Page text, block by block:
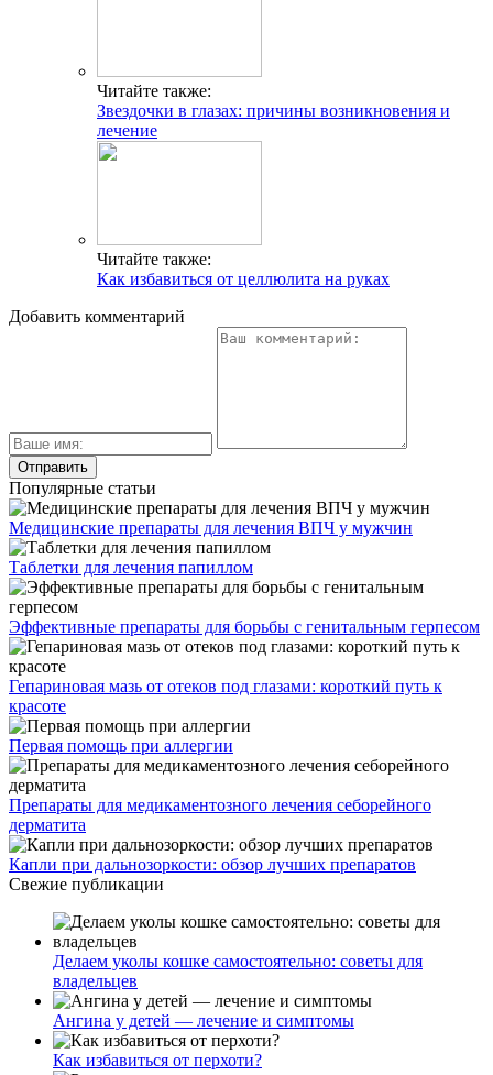
Читайте также:
Звездочки в глазах: причины возникновения и
лечение
Читайте также:
Как избавиться от целлюлита на руках
Добавить комментарий
Популярные статьи
Медицинские препараты для лечения ВПЧ у мужчин
Таблетки для лечения папиллом
Эффективные препараты для борьбы с генитальным герпесом
Гепариновая мазь от отеков под глазами: короткий путь к
красоте
Первая помощь при аллергии
Препараты для медикаментозного лечения себорейного
дерматита
Капли при дальнозоркости: обзор лучших препаратов
Свежие публикации
Делаем уколы кошке самостоятельно: советы для
владельцев
Ангина у детей — лечение и симптомы
Как избавиться от перхоти?